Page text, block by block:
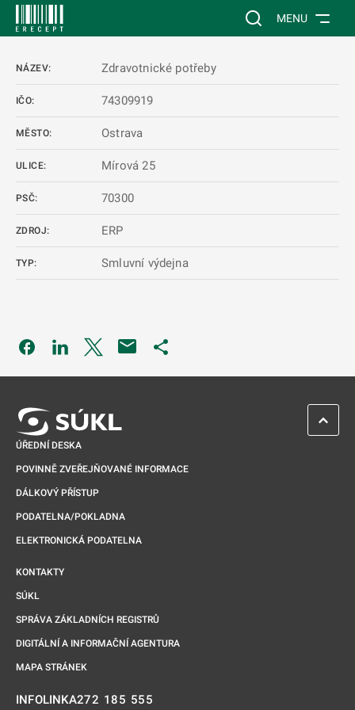
Vyhledávání na
MENU
NÁZEV: Zdravotnické potřeby
IČO: 74309919
MĚSTO: Ostrava
ULICE: Mírová 25
PSČ: 70300
ZDROJ: ERP
TYP: Smluvní výdejna
Odkaz se otevře na nové kartě
Odkaz se otevře na nové kartě
Odkaz se otevře na nové kartě
ÚŘEDNÍ DESKA
POVINNĚ ZVEŘEJŇOVANÉ INFORMACE
DÁLKOVÝ PŘÍSTUP
PODATELNA/POKLADNA
ELEKTRONICKÁ PODATELNA
KONTAKTY
SÚKL
SPRÁVA ZÁKLADNÍCH REGISTRŮ
DIGITÁLNÍ A INFORMAČNÍ AGENTURA
MAPA STRÁNEK
INFOLINKA272 185 555
ZPĚT